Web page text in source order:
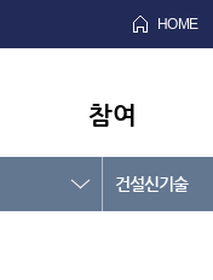
HOME
참여
건설신기술